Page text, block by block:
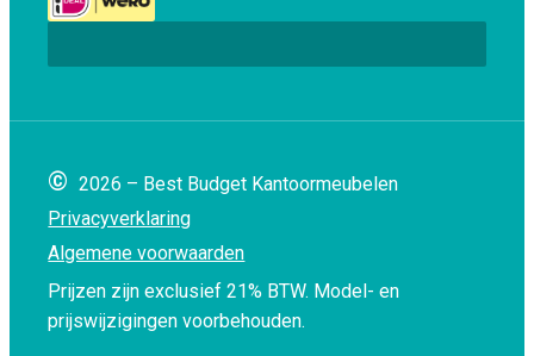
© 2026 – Best Budget Kantoormeubelen
Privacyverklaring
Algemene voorwaarden
Prijzen zijn exclusief 21% BTW. Model- en
prijswijzigingen voorbehouden.